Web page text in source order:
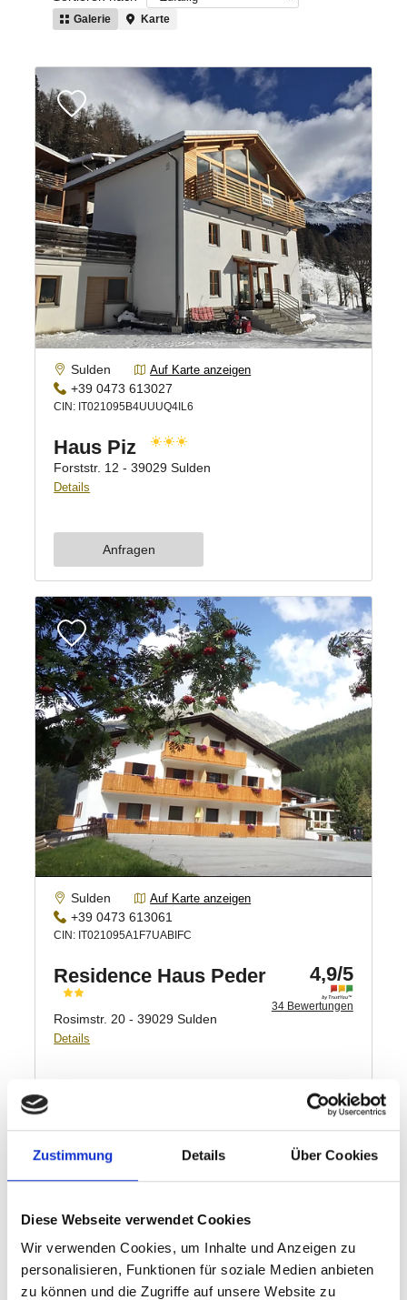
Zustimmung Details Über Cookies
Diese Webseite verwendet Cookies
Wir verwenden Cookies, um Inhalte und Anzeigen zu
personalisieren, Funktionen für soziale Medien anbieten
zu können und die Zugriffe auf unsere Website zu